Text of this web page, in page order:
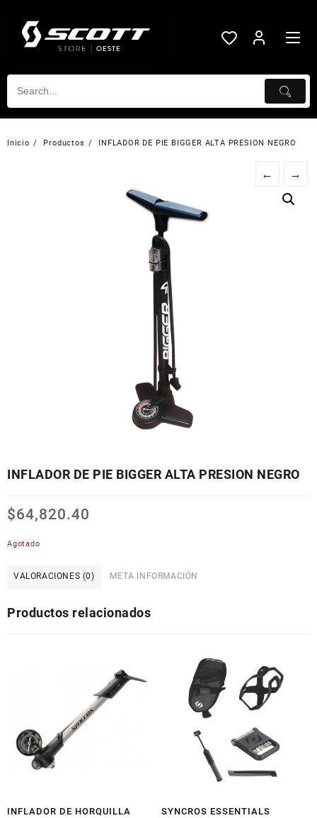
contenido
Inicio Productos INFLADOR DE PIE BIGGER ALTA PRESION NEGRO
← →
INFLADOR DE PIE BIGGER ALTA PRESION NEGRO
$64,820.40
Agotado
VALORACIONES (0) META INFORMACIÓN
Productos relacionados
INFLADOR DE HORQUILLA
SYNCROS ESSENTIALS